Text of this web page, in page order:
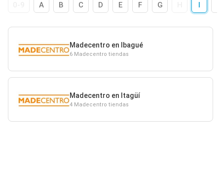
A B C D E F G I
Madecentro en Ibagué
6 Madecentro tiendas
Madecentro en Itagüí
4 Madecentro tiendas